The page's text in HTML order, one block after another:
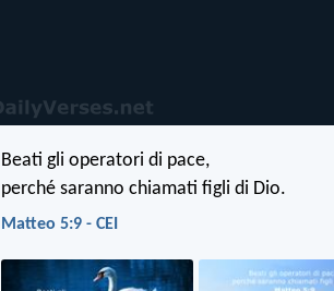
Beati gli operatori di pace,
perché saranno chiamati figli di Dio.
Matteo 5:9 - CEI